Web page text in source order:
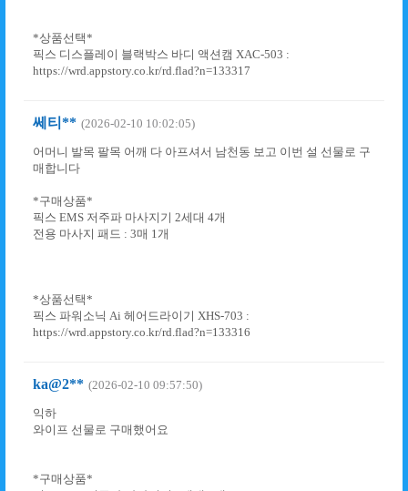
*상품선택*
픽스 디스플레이 블랙박스 바디 액션캠 XAC-503 :
https://wrd.appstory.co.kr/rd.flad?n=133317
쎄티** (2026-02-10 10:02:05)
어머니 발목 팔목 어깨 다 아프셔서 남천동 보고 이번 설 선물로 구
매합니다
*구매상품*
픽스 EMS 저주파 마사지기 2세대 4개
전용 마사지 패드 : 3매 1개
*상품선택*
픽스 파워소닉 Ai 헤어드라이기 XHS-703 :
https://wrd.appstory.co.kr/rd.flad?n=133316
ka@2** (2026-02-10 09:57:50)
익하
와이프 선물로 구매했어요
*구매상품*